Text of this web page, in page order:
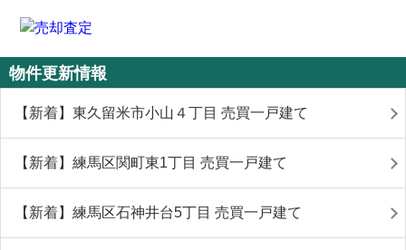
物件更新情報
【新着】東久留米市小山４丁目 売買一戸建て
【新着】練馬区関町東1丁目 売買一戸建て
【新着】練馬区石神井台5丁目 売買一戸建て